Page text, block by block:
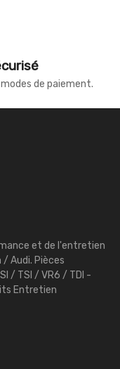
de paiement.
et de l'entretien
/ Audi. Pièces
/ TSI / VR6 / TDI -
Entretien